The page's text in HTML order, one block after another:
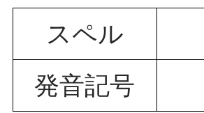
スペル
発音記号